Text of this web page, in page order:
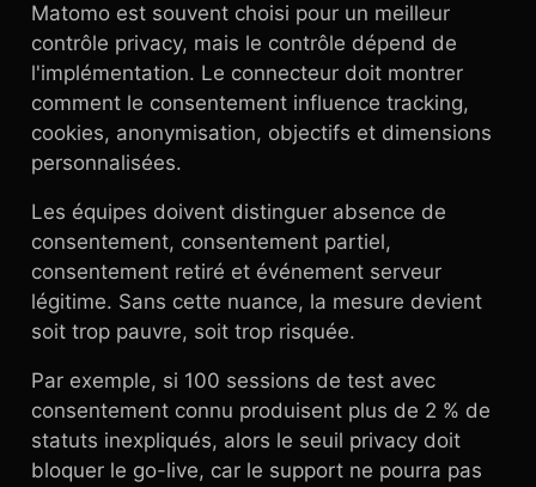
Matomo est souvent choisi pour un meilleur
contrôle privacy, mais le contrôle dépend de
l'implémentation. Le connecteur doit montrer
comment le consentement influence tracking,
cookies, anonymisation, objectifs et dimensions
personnalisées.
Les équipes doivent distinguer absence de
consentement, consentement partiel,
consentement retiré et événement serveur
légitime. Sans cette nuance, la mesure devient
soit trop pauvre, soit trop risquée.
Par exemple, si 100 sessions de test avec
consentement connu produisent plus de 2 % de
statuts inexpliqués, alors le seuil privacy doit
bloquer le go-live, car le support ne pourra pas